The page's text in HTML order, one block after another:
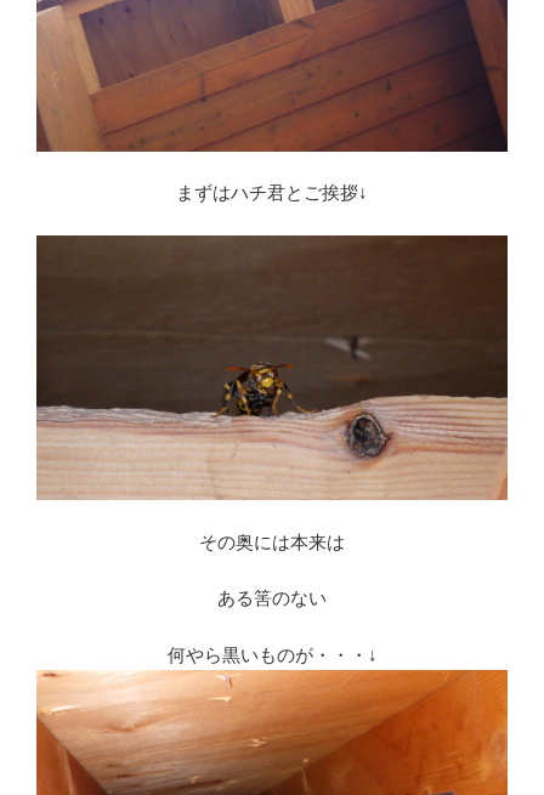
まずはハチ君とご挨拶↓
その奥には本来は
ある筈のない
何やら黒いものが・・・↓